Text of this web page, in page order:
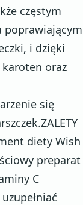
częstym
poprawiającym
i dzięki
oraz
się
diety Wish
preparat
C